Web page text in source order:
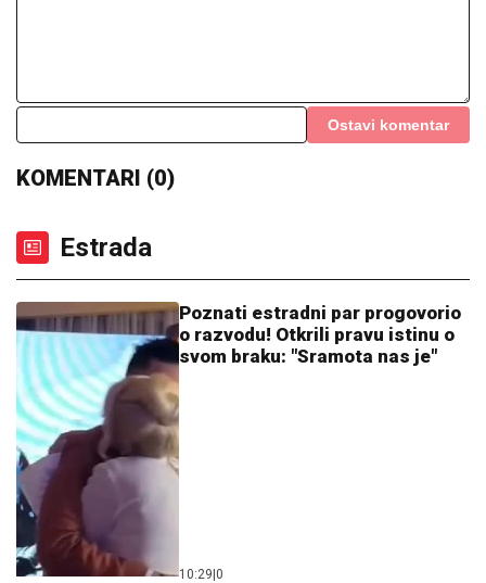
HAOS NA PRIMORJU!
POSLE SAHRANE DEDE DAO KOŠ
ZA POBEDU!Bivši ljubimac "grobara"
"Godinu dana mu ćutim!" Jovana
Jeremić je otkrila zbog čega joj je
prekipelo kad je reč o bivšem vereniku
Draganu Stankoviću